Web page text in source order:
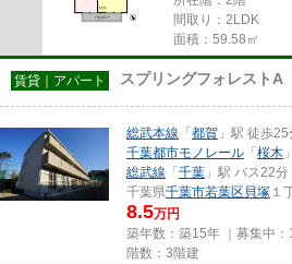
間取り：2LDK
面積：59.58㎡
賃貸｜アパート スプリングフォレストA
総武本線 「 都賀 」駅 徒歩25
千葉都市モノレール 「 桜木
総武線 「 千葉 」駅 バス22
千葉県千葉市若葉区 貝塚 １
8.5万円
築年数：築15年 ｜募集中：
階数：3階建